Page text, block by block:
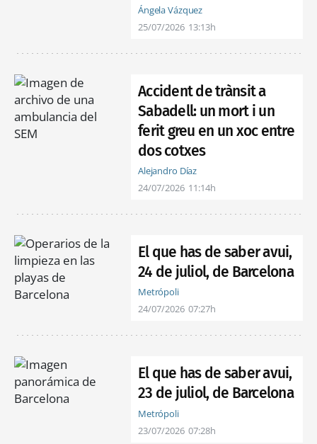
Ángela Vázquez
25/07/2026 13:13h
Accident de trànsit a
Sabadell: un mort i un
ferit greu en un xoc entre
dos cotxes
Alejandro Díaz
24/07/2026 11:14h
El que has de saber avui,
24 de juliol, de Barcelona
Metrópoli
24/07/2026 07:27h
El que has de saber avui,
23 de juliol, de Barcelona
Metrópoli
23/07/2026 07:28h